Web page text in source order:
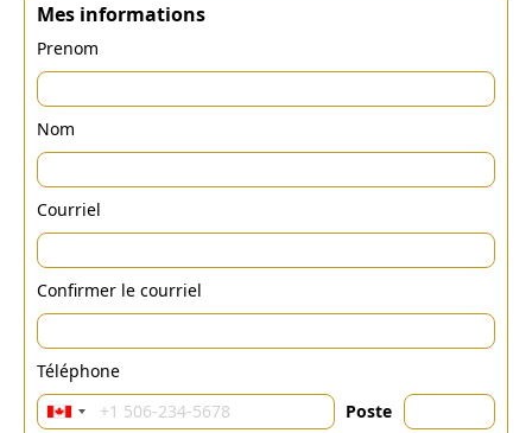
Mes informations
Prenom
Nom
Courriel
Confirmer le courriel
Téléphone
Poste